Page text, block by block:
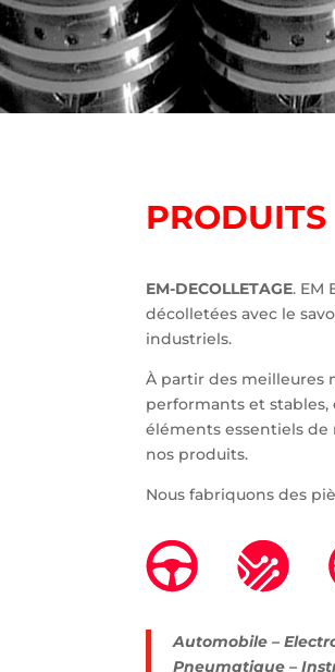
PRODUITS
EM-DECOLLETAGE. EM
décolletées avec le
industriels.
À partir des meilleures
performants et
éléments essentiels de
nos produits.
Nous fabriquons des
Automobile –
Pneumatique –